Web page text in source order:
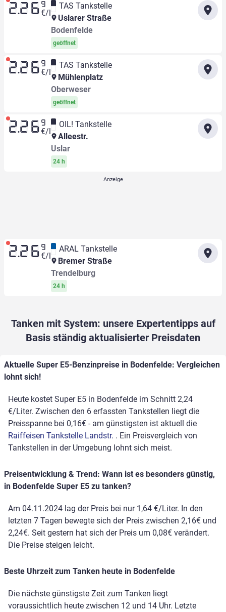
2.26 9
€/l
TAS Tankstelle
Uslarer Straße
Bodenfelde
geöffnet
2.26 9
€/l
TAS Tankstelle
Mühlenplatz
Oberweser
geöffnet
2.26 9
€/l
OIL! Tankstelle
Alleestr.
Uslar
24 h
2.26 9
€/l
ARAL Tankstelle
Bremer Straße
Trendelburg
24 h
Tanken mit System: unsere Expertentipps auf
Basis ständig aktualisierter Preisdaten
Aktuelle Super E5-Benzinpreise in Bodenfelde: Vergleichen
lohnt sich!
Heute kostet Super E5 in Bodenfelde im Schnitt 2,24
€/Liter. Zwischen den 6 erfassten Tankstellen liegt die
Preisspanne bei 0,16€ - am günstigsten ist aktuell die
Raiffeisen Tankstelle Landstr. . Ein Preisvergleich von
Tankstellen in der Umgebung lohnt sich meist.
Preisentwicklung & Trend: Wann ist es besonders günstig,
in Bodenfelde Super E5 zu tanken?
Am 04.11.2024 lag der Preis bei nur 1,64 €/Liter. In den
letzten 7 Tagen bewegte sich der Preis zwischen 2,16€ und
2,24€. Seit gestern hat sich der Preis um 0,08€ verändert.
Die Preise steigen leicht.
Beste Uhrzeit zum Tanken heute in Bodenfelde
Die nächste günstigste Zeit zum Tanken liegt
voraussichtlich heute zwischen 12 und 14 Uhr. Letzte